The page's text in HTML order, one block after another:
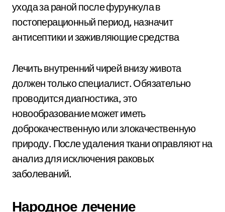
ухода за раной после фурункула в
постоперационный период, назначит
антисептики и заживляющие средства
Лечить внутренний чирей внизу живота
должен только специалист. Обязательно
проводится диагностика, это
новообразование может иметь
доброкачественную или злокачественную
природу. После удаления ткани оправляют на
анализ для исключения раковых
заболеваний.
Народное лечение